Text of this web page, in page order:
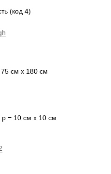
(код 4)
75 см х 180 см
р = 10 см х 10 см